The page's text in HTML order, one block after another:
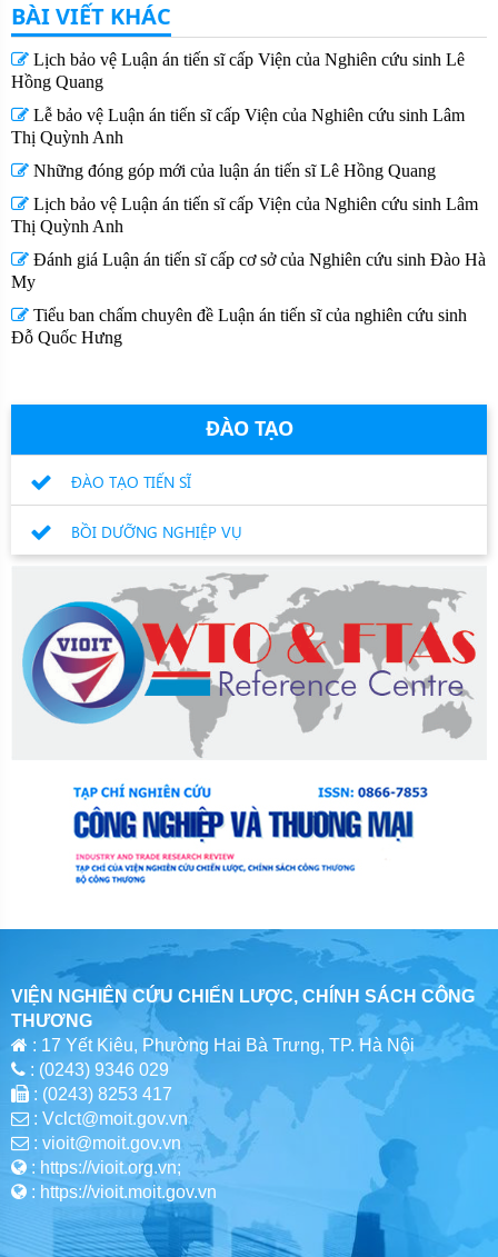
BÀI VIẾT KHÁC
Lịch bảo vệ Luận án tiến sĩ cấp Viện của Nghiên cứu sinh Lê
Hồng Quang
Lễ bảo vệ Luận án tiến sĩ cấp Viện của Nghiên cứu sinh Lâm
Thị Quỳnh Anh
Những đóng góp mới của luận án tiến sĩ Lê Hồng Quang
Lịch bảo vệ Luận án tiến sĩ cấp Viện của Nghiên cứu sinh Lâm
Thị Quỳnh Anh
Đánh giá Luận án tiến sĩ cấp cơ sở của Nghiên cứu sinh Đào Hà
My
Tiểu ban chấm chuyên đề Luận án tiến sĩ của nghiên cứu sinh
Đỗ Quốc Hưng
ĐÀO TẠO
ĐÀO TẠO TIẾN SĨ
BỒI DƯỠNG NGHIỆP VỤ
VIỆN NGHIÊN CỨU CHIẾN LƯỢC, CHÍNH SÁCH CÔNG
THƯƠNG
: 17 Yết Kiêu, Phường Hai Bà Trưng, TP. Hà Nội
: (0243) 9346 029
: (0243) 8253 417
: Vclct@moit.gov.vn
: vioit@moit.gov.vn
: https://vioit.org.vn;
: https://vioit.moit.gov.vn